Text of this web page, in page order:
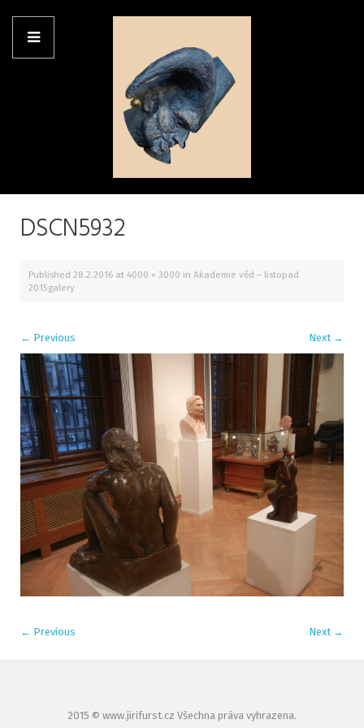
DSCN5932
Published 28.2.2016 at 4000 × 3000 in Akademie věd – listopad
2015galery
← Previous Next →
← Previous Next →
2015 © www.jirifurst.cz Všechna práva vyhrazena.